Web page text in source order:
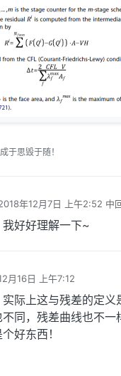
于思毁于随！
年12月7日 上午2:52 中
由 编辑
我好好理解一下~
月16日 上午7:12
际上这与残差的定
同，残差曲线也不
好东西！